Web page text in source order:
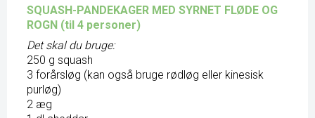
SQUASH-PANDEKAGER MED SYRNET FLØDE OG
ROGN (til 4 personer)
Det skal du bruge:
250 g squash
3 forårsløg (kan også bruge rødløg eller kinesisk
purløg)
2 æg